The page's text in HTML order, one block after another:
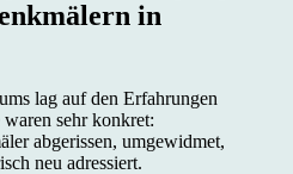
in
lag auf den Erfahrungen
sehr konkret:
abgerissen, umgewidmet,
neu adressiert.